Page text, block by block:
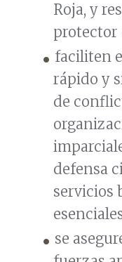
Roja, y
protector
faciliten
rápido y
de
defensa
servicios
se